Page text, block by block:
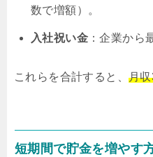
数で増額）。
入社祝い金 ：企業から
これらを合計すると、 月
短期間で貯金を増やす